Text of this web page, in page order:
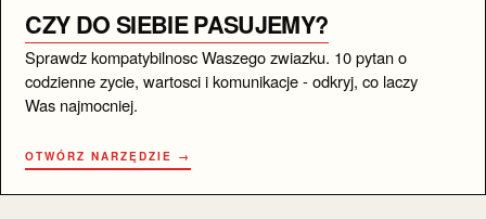
CZY DO SIEBIE PASUJEMY?
Sprawdz kompatybilnosc Waszego zwiazku. 10 pytan o
codzienne zycie, wartosci i komunikacje - odkryj, co laczy
Was najmocniej.
OTWÓRZ NARZĘDZIE →